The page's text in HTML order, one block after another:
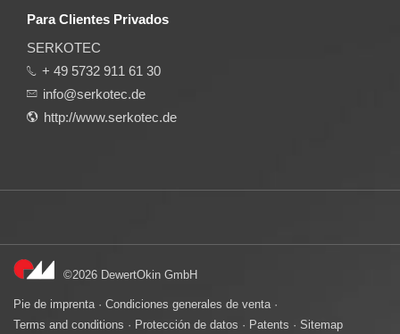
Para Clientes Privados
SERKOTEC
+ 49 5732 911 61 30
info@serkotec.de
http://www.serkotec.de
©2026 DewertOkin GmbH
Pie de imprenta · Condiciones generales de venta ·
Terms and conditions · Protección de datos · Patents · Sitemap